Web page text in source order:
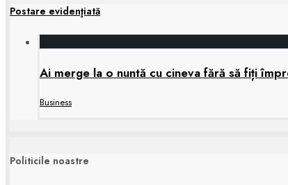
Postare evidenţiată
Ai merge la o nuntă cu cineva fără să fiți
Business
Politicile noastre